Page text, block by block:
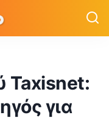
Taxisnet:
για